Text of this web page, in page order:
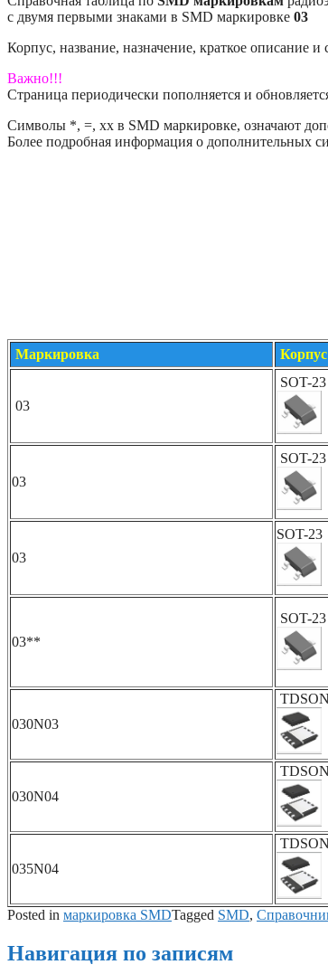
с двумя первыми знаками в SMD маркировке 03
Корпус, название, назначение, краткое
Важно!!!
Страница периодически пополняется и
Символы *, =, xx в SMD маркировке, означают
Более подробная информация о дополнительных
Маркировка Корпус
03
SOT-23
03
SOT-23
03
SOT-23
03**
SOT-23
030N03
030N04
035N04
Posted in маркировка SMDTagged SMD,
Навигация по записям